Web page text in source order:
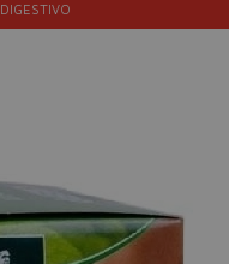
DIGESTIVO